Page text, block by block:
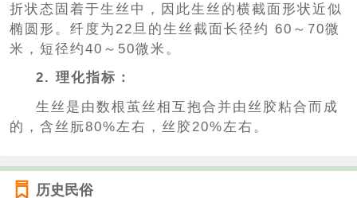
折状态固着于生丝中，因此生丝的横截面形状近似
椭圆形。纤度为22旦的生丝截面长径约 60～70微
米，短径约40～50微米。
2. 理化指标：
生丝是由数根茧丝相互抱合并由丝胶粘合而成
的，含丝朊80%左右，丝胶20%左右。
历史民俗